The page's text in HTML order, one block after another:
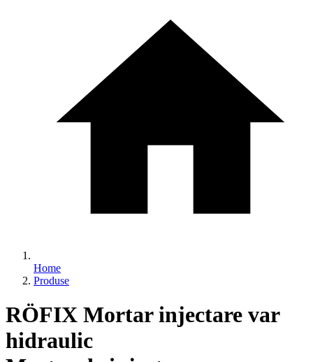
Home
Produse
RÖFIX Mortar injectare var
hidraulic